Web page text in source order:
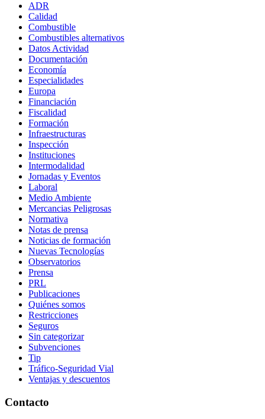
ADR
Calidad
Combustible
Combustibles alternativos
Datos Actividad
Documentación
Economía
Especialidades
Europa
Financiación
Fiscalidad
Formación
Infraestructuras
Inspección
Instituciones
Intermodalidad
Jornadas y Eventos
Laboral
Medio Ambiente
Mercancias Peligrosas
Normativa
Notas de prensa
Noticias de formación
Nuevas Tecnologías
Observatorios
Prensa
PRL
Publicaciones
Quiénes somos
Restricciones
Seguros
Sin categorizar
Subvenciones
Tip
Tráfico-Seguridad Vial
Ventajas y descuentos
Contacto